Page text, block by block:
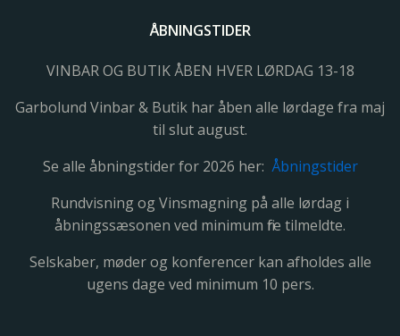
ÅBNINGSTIDER
VINBAR OG BUTIK ÅBEN HVER LØRDAG 13-18
Garbolund Vinbar & Butik har åben alle lørdage fra maj
til slut august.
Se alle åbningstider for 2026 her: Åbningstider
Rundvisning og Vinsmagning på alle lørdag i
åbningssæsonen ved minimum fire tilmeldte.
Selskaber, møder og konferencer kan afholdes alle
ugens dage ved minimum 10 pers.